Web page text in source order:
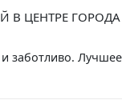
В ЦЕНТРЕ
заботливо.